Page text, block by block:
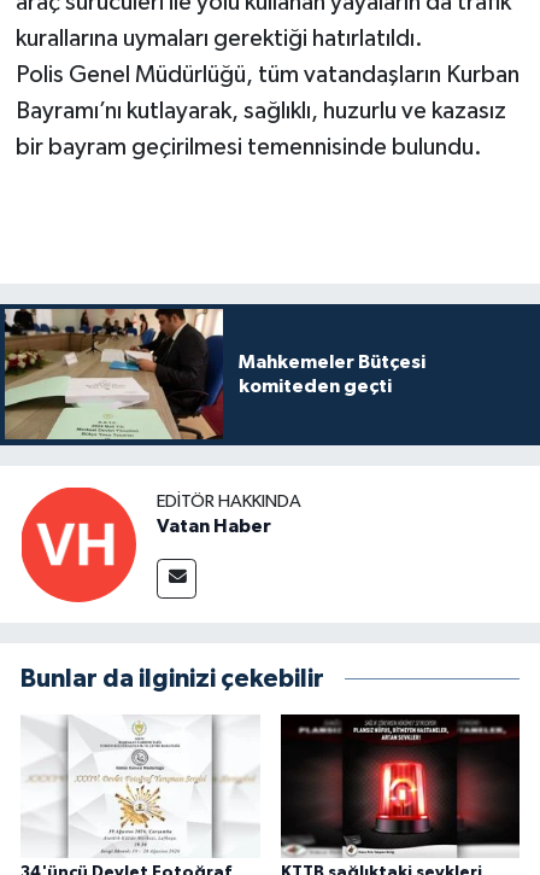
kurallarına uymaları gerektiği hatırlatıldı.
Polis Genel Müdürlüğü, tüm vatandaşların Kurban
Bayramı’nı kutlayarak, sağlıklı, huzurlu ve kazasız
bir bayram geçirilmesi temennisinde bulundu.
Mahkemeler Bütçesi
komiteden geçti
EDITÖR HAKKINDA
Vatan Haber
Bunlar da ilginizi çekebilir